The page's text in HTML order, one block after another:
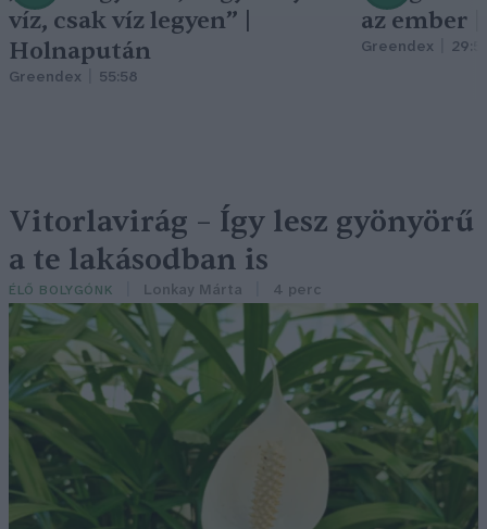
víz, csak víz legyen” |
Holnapután
Greendex 55:58
az ember
Greendex
Vitorlavirág – Így lesz gyönyörű
a te lakásodban is
ÉLŐ BOLYGÓNK Lonkay Márta 4 perc